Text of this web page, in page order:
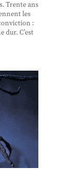
Trente ans
les
:
dur. C’est